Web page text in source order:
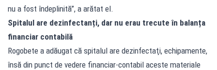
nu a fost îndeplinită”, a arătat el.
Spitalul are dezinfectanți, dar nu erau trecute în balanța
financiar contabilă
Rogobete a adăugat că spitalul are dezinfectaţi, echipamente,
însă din punct de vedere financiar-contabil aceste materiale